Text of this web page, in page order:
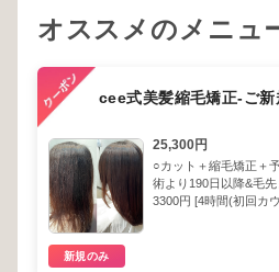
オススメのメニュ
cee式美髪縮毛矯正-ご新
25,300円
○カット＋縮毛矯正＋
術より190日以降&毛
3300円 [4時間(初回カ
新規のみ